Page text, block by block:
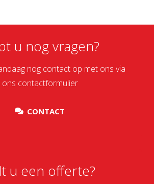
Wilms
u nog vragen?
nog contact op met ons via
ons contactformulier
CONTACT
u een offerte?